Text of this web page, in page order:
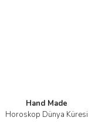
Hand Made
Horoskop Dünya Küresi